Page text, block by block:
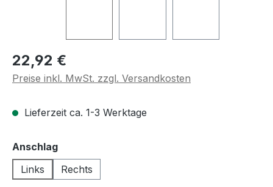
Regulärer Preis:
22,92 €
Preise inkl. MwSt. zzgl. Versandkosten
Lieferzeit ca. 1-3 Werktage
Anschlagauswählen
Links
Rechts